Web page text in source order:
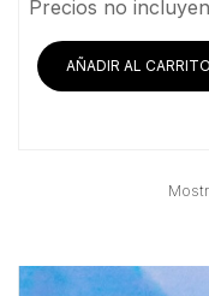
Precios no
AÑADIR AL CARRITO